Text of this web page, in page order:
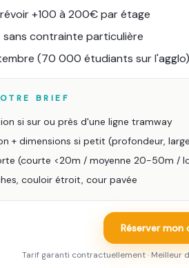
+100 à 200€ par étage
sans contrainte particulière
(70 000 étudiants sur l'agglo)
BRIEF
si sur ou près d'une ligne tramway
+ dimensions si petit (profondeur,
(courte <20m / moyenne 20-50m /
couloir étroit, cour pavée
Réserver mon
Tarif garanti contractuellement · Meilleur